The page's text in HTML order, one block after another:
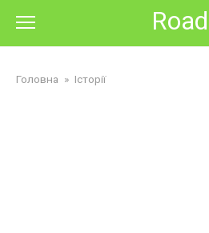
content
Road
Головна » Історії